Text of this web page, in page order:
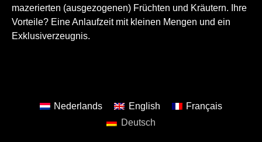
mazerierten (ausgezogenen) Früchten und Kräutern. Ihre
Vorteile? Eine Anlaufzeit mit kleinen Mengen und ein
Exklusiverzeugnis.
Nederlands English
Français
Deutsch